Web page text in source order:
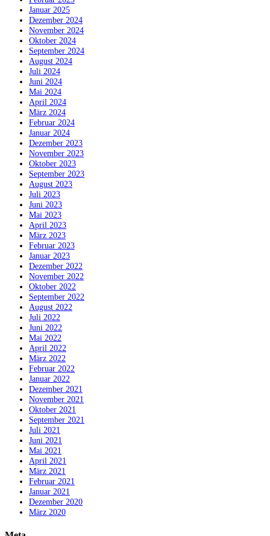
Januar 2025
Dezember 2024
November 2024
Oktober 2024
September 2024
August 2024
Juli 2024
Juni 2024
Mai 2024
April 2024
März 2024
Februar 2024
Januar 2024
Dezember 2023
November 2023
Oktober 2023
September 2023
August 2023
Juli 2023
Juni 2023
Mai 2023
April 2023
März 2023
Februar 2023
Januar 2023
Dezember 2022
November 2022
Oktober 2022
September 2022
August 2022
Juli 2022
Juni 2022
Mai 2022
April 2022
März 2022
Februar 2022
Januar 2022
Dezember 2021
November 2021
Oktober 2021
September 2021
Juli 2021
Juni 2021
Mai 2021
April 2021
März 2021
Februar 2021
Januar 2021
Dezember 2020
März 2020